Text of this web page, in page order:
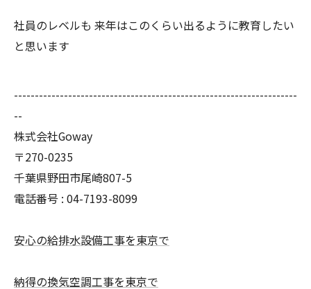
社員のレベルも 来年はこのくらい出るように教育したい
と思います
--------------------------------------------------------------------
--
株式会社Goway
〒270-0235
千葉県野田市尾崎807-5
電話番号 : 04-7193-8099
安心の給排水設備工事を東京で
納得の換気空調工事を東京で